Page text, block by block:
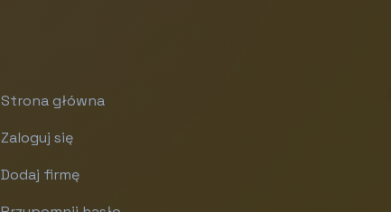
Strona główna
Zaloguj się
Dodaj firmę